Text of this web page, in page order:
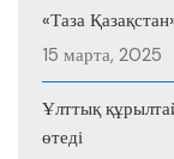
«Таза
15 марта, 2025
Ұлттық
өтеді